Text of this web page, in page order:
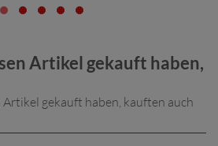
Artikel gekauft haben,
Artikel gekauft haben, kauften auch